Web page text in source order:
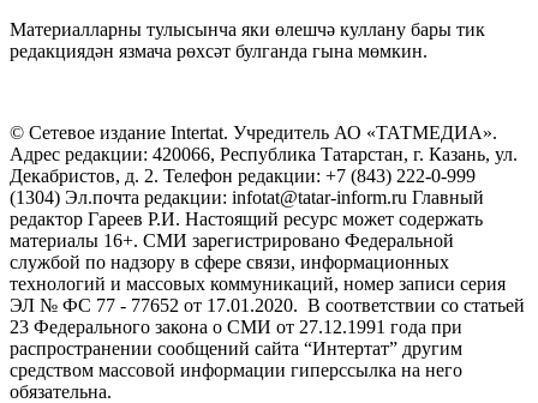
Материалларны тулысынча яки өлешчә куллану бары тик
редакциядән язмача рөхсәт булганда гына мөмкин.
© Сетевое издание Intertat. Учредитель АО «ТАТМЕДИА».
Адрес редакции: 420066, Республика Татарстан, г. Казань, ул.
Декабристов, д. 2. Телефон редакции: +7 (843) 222-0-999
(1304) Эл.почта редакции: infotat@tatar-inform.ru Главный
редактор Гареев Р.И. Настоящий ресурс может содержать
материалы 16+. СМИ зарегистрировано Федеральной
службой по надзору в сфере связи, информационных
технологий и массовых коммуникаций, номер записи серия
ЭЛ № ФС 77 - 77652 от 17.01.2020. В соответствии со статьей
23 Федерального закона о СМИ от 27.12.1991 года при
распространении сообщений сайта “Интертат” другим
средством массовой информации гиперссылка на него
обязательна.